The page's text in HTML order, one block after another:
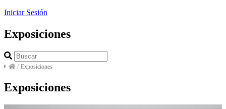
Iniciar Sesión
Exposiciones
/ Exposiciones
Exposiciones